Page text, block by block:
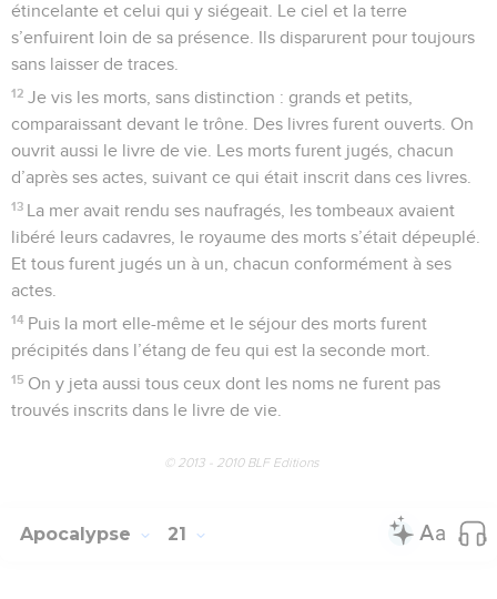
étincelante et celui qui y siégeait. Le ciel et la terre
s’enfuirent loin de sa présence. Ils disparurent pour toujours
sans laisser de traces.
12 Je vis les morts, sans distinction : grands et petits,
comparaissant devant le trône. Des livres furent ouverts. On
ouvrit aussi le livre de vie. Les morts furent jugés, chacun
d’après ses actes, suivant ce qui était inscrit dans ces livres.
13 La mer avait rendu ses naufragés, les tombeaux avaient
libéré leurs cadavres, le royaume des morts s’était dépeuplé.
Et tous furent jugés un à un, chacun conformément à ses
actes.
14 Puis la mort elle-même et le séjour des morts furent
précipités dans l’étang de feu qui est la seconde mort.
15 On y jeta aussi tous ceux dont les noms ne furent pas
trouvés inscrits dans le livre de vie.
© 2013 - 2010 BLF Editions
Apocalypse 21